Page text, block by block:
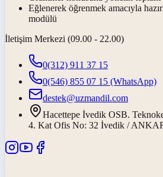
Eğlenerek öğrenmek amacıyla
modülü
İletişim Merkezi (09.00 - 22.00)
0(312) 911 37 15
0(546) 855 07 15 (WhatsApp)
destek@uzmandil.com
Hacettepe İvedik OSB.
4. Kat Ofis No: 32 İvedik /